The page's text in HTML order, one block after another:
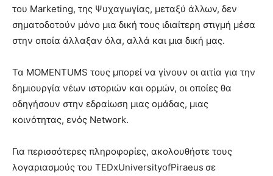
του Marketing, της Ψυχαγωγίας, μεταξύ άλλων, δεν
σηματοδοτούν μόνο μια δική τους ιδιαίτερη στιγμή μέσα
στην οποία άλλαξαν όλα, αλλά και μια δική μας.
Τα MOMENTUMS τους μπορεί να γίνουν οι αιτία για την
δημιουργία νέων ιστοριών και ορμών, οι οποίες θα
οδηγήσουν στην εδραίωση μιας ομάδας, μιας
κοινότητας, ενός Network.
Για περισσότερες πληροφορίες, ακολουθήστε τους
λογαριασμούς του TEDxUniversityofPiraeus σε